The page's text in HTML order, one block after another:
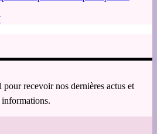
recevoir nos dernières actus et
informations.